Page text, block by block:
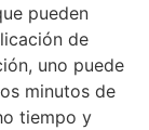
pueden
de
uno puede
minutos de
tiempo y